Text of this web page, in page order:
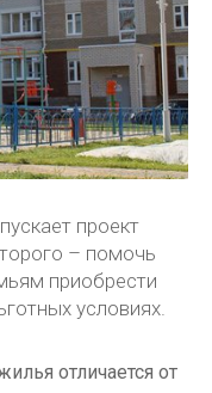
проект
– помочь
приобрести
условиях.
отличается от